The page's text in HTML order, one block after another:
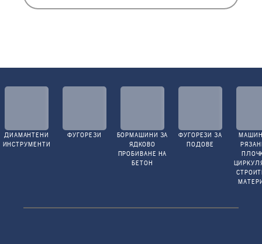
ДИАМАНТЕНИ
ИНСТРУМЕНТИ
ФУГОРЕЗИ
БОРМАШИНИ ЗА
ЯДКОВО
ПРОБИВАНЕ НА
БЕТОН
ФУГОРЕЗИ ЗА
ПОДОВЕ